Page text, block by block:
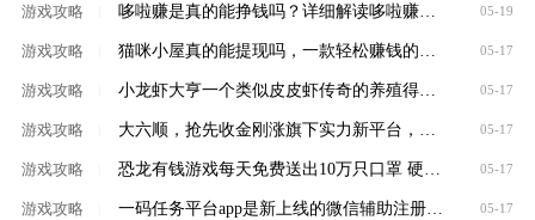
游戏攻略 哆啦赚是真的能挣钱吗？详细解读哆啦赚是不是 05-19
游戏攻略 猫咪小屋真的能提现吗，一款轻松赚钱的养成类 05-17
游戏攻略 小龙虾大亨一个类似皮皮虾传奇的养殖得分红虾 05-17
游戏攻略 05-17
游戏攻略 05-17
游戏攻略 一码任务平台app是新上线的微信辅助注册赚钱平 05-17